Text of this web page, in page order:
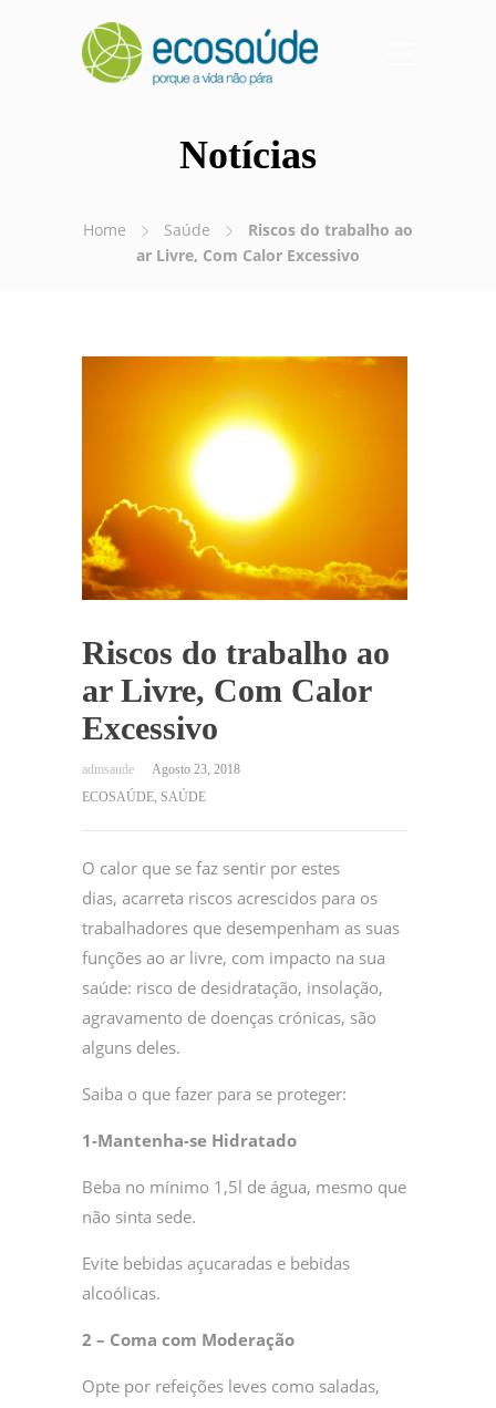
Notícias
Home Saúde
Riscos do trabalho ao
ar Livre, Com Calor Excessivo
Riscos do trabalho ao
ar Livre, Com Calor
Excessivo
Agosto 23, 2018
ECOSAÚDE, SAÚDE
O calor que se faz sentir por estes
dias, acarreta riscos acrescidos para os
trabalhadores que desempenham as suas
funções ao ar livre, com impacto na sua
saúde: risco de desidratação, insolação,
agravamento de doenças crónicas, são
alguns deles.
Saiba o que fazer para se proteger:
1-Mantenha-se Hidratado
Beba no mínimo 1,5l de água, mesmo que
não sinta sede.
Evite bebidas açucaradas e bebidas
alcoólicas.
2 – Coma com Moderação
Opte por refeições leves como saladas,